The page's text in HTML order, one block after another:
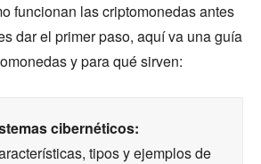
funcionan las criptomonedas antes
dar el primer paso, aquí va una guía
y para qué sirven:
cibernéticos:
tipos y ejemplos de